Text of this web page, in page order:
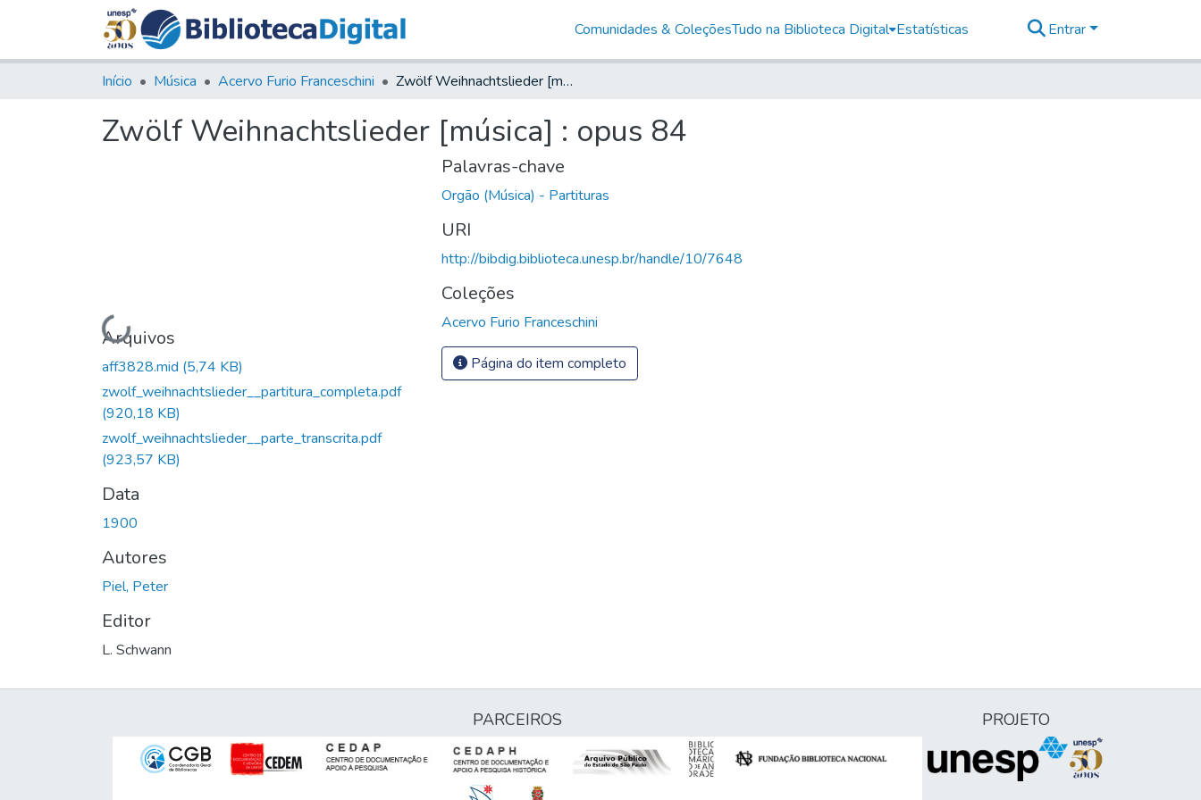
Comunidades & ColeçõesTudo na Biblioteca Digital Estatísticas Entrar
Início Música Acervo Furio Franceschini Zwölf Weihnachtslieder [música] : opus 84
Zwölf Weihnachtslieder [música] : opus 84
Carregando...
Arquivos
aff3828.mid (5,74 KB)
zwolf_weihnachtslieder__partitura_completa.pdf
(920,18 KB)
zwolf_weihnachtslieder__parte_transcrita.pdf
(923,57 KB)
Data
1900
Autores
Piel, Peter
Editor
L. Schwann
Palavras-chave
Orgão (Música) - Partituras
URI
http://bibdig.biblioteca.unesp.br/handle/10/7648
Coleções
Acervo Furio Franceschini
Página do item completo
PARCEIROS PROJETO